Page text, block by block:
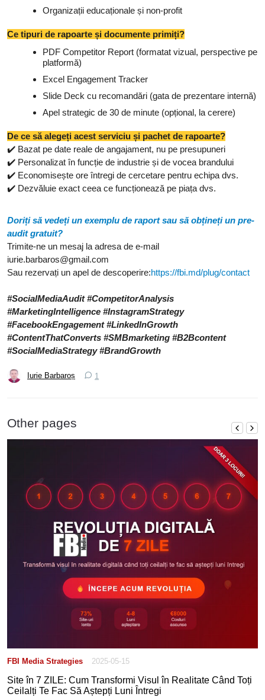
Organizații educaționale și non-profit
Ce tipuri de rapoarte și documente primiți?
PDF Competitor Report (formatat vizual, perspective pe
platformă)
Excel Engagement Tracker
Slide Deck cu recomandări (gata de prezentare internă)
Apel strategic de 30 de minute (opțional, la cerere)
De ce să alegeți acest serviciu și pachet de rapoarte?
✔️ Bazat pe date reale de angajament, nu pe presupuneri
✔️ Personalizat în funcție de industrie și de vocea brandului
✔️ Economisește ore întregi de cercetare pentru echipa dvs.
✔️ Dezvăluie exact ceea ce funcționează pe piața dvs.
Doriți să vedeți un exemplu de raport sau să obțineți un pre-
audit gratuit?
Trimite-ne un mesaj la adresa de e-mail
iurie.barbaros@gmail.com
Sau rezervați un apel de descoperire:https://fbi.md/plug/contact
#SocialMediaAudit #CompetitorAnalysis
#MarketingIntelligence #InstagramStrategy
#FacebookEngagement #LinkedInGrowth
#ContentThatConverts #SMBmarketing #B2Bcontent
#SocialMediaStrategy #BrandGrowth
Iurie Barbaroș 1
Other pages
FBI Media Strategies 2025-05-15
Site în 7 ZILE: Cum Transformi Visul în Realitate Când Toți
Ceilalți Te Fac Să Aștepți Luni Întregi